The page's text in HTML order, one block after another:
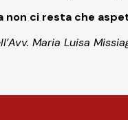
non ci resta che
Maria Luisa